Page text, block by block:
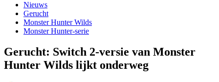
Nieuws
Gerucht
Monster Hunter Wilds
Monster Hunter-serie
Gerucht: Switch 2-versie van Monster
Hunter Wilds lijkt onderweg